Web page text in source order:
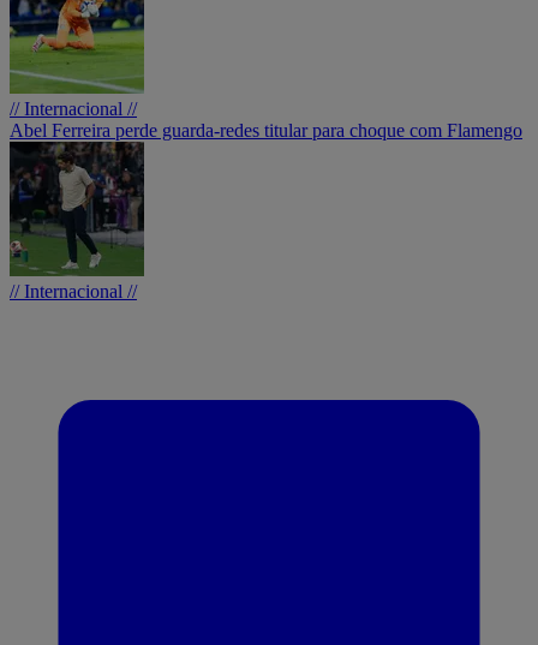
// Internacional //
Abel Ferreira perde guarda-redes titular para choque com Flamengo
// Internacional //